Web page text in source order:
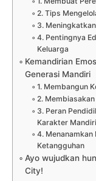
2. Tips
3.
4. Pentingnya
Keluarga
Kemandirian
Generasi Mandiri
1. Membangun
2.
3. Peran
Karakter Mandiri
4. Menanamkan
Ketangguhan
Ayo wujudkan
City!